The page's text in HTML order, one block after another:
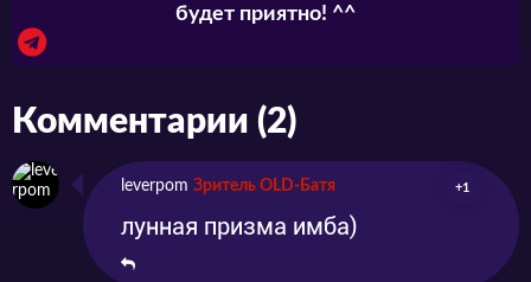
будет приятно! ^^
Комментарии (2)
leverpom Зритель OLD-Батя +1
лунная призма имба)